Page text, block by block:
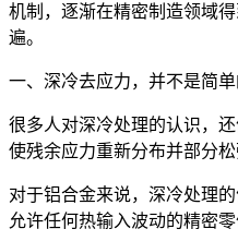
机制，逐渐在精密制造领域
遍。
一、深冷去应力，并不是简单
很多人对深冷处理的认识，
使残余应力重新分布并部分
对于铝合金来说，深冷处理
允许任何热输入波动的精密零